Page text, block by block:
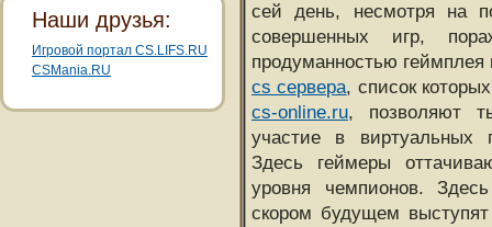
сей день, несмотря на
совершенных игр,
продуманностью
cs сервера, список
cs-online.ru, позволяют
участие в виртуальных
Здесь геймеры
уровня чемпионов.
скором будущем
Наши друзья:
Игровой портал CS.LIFS.RU
CSMania.RU